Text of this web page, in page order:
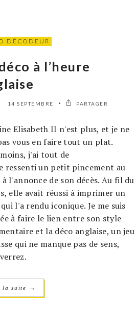
DÉCODEUR
à l’heure
14 SEPTEMBRE PARTAGER
Elisabeth II n'est plus, et je ne
vous en faire tout un plat.
j'ai tout de
ressenti un petit pincement au
l'annonce de son décès. Au fil du
elle avait réussi à imprimer un
l'a rendu iconique. Je me suis
à faire le lien entre son style
et la déco anglaise, un jeu
qui ne manque pas de sens,
la suite →